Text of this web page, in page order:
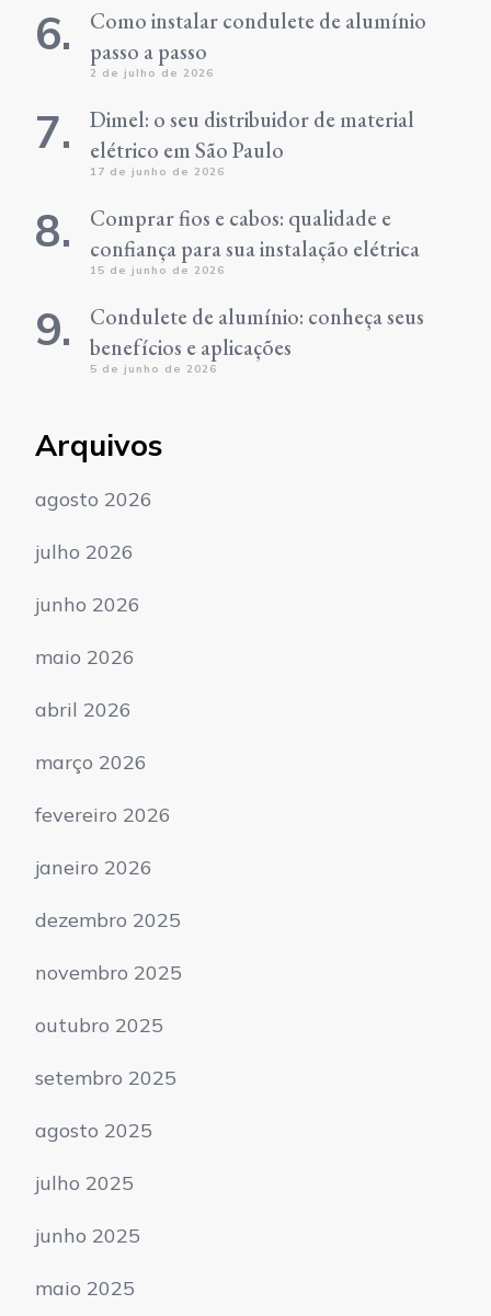
Como instalar condulete de alumínio
passo a passo
2 de julho de 2026
Dimel: o seu distribuidor de material
elétrico em São Paulo
17 de junho de 2026
Comprar fios e cabos: qualidade e
confiança para sua instalação elétrica
15 de junho de 2026
Condulete de alumínio: conheça seus
benefícios e aplicações
5 de junho de 2026
Arquivos
agosto 2026
julho 2026
junho 2026
maio 2026
abril 2026
março 2026
fevereiro 2026
janeiro 2026
dezembro 2025
novembro 2025
outubro 2025
setembro 2025
agosto 2025
julho 2025
junho 2025
maio 2025